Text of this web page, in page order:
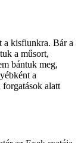
a kisfiunkra. Bár a
a műsort,
bántuk meg,
a
alatt